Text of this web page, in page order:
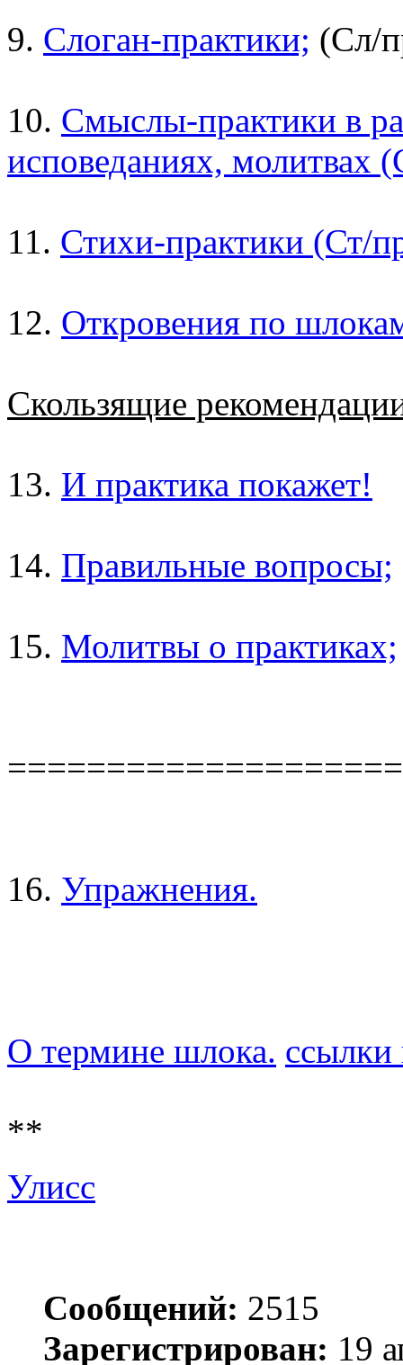
9. Слоган-практики; (Сл/
10. Смыслы-практики в
исповеданиях,
11. Стихи-практики (Ст/
12. Откровения по
Скользящие
13. И практика покажет!
14. Правильные вопросы;
15. Молитвы о практиках;
16. Упражнения.
О термине шлока.
**
Улисс
Сообщений: 2515
Зарегистрирован: 19